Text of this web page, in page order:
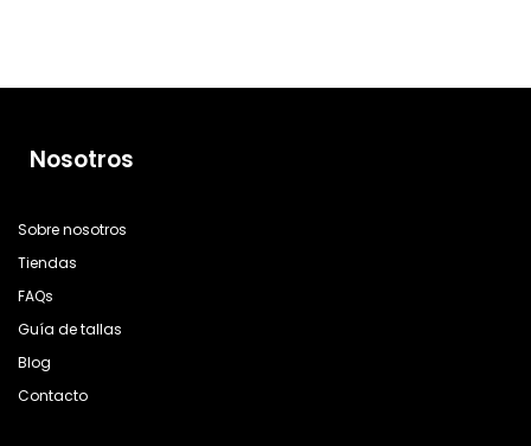
Nosotros
Sobre nosotros
Tiendas
FAQs
Guía de tallas
Blog
Contacto